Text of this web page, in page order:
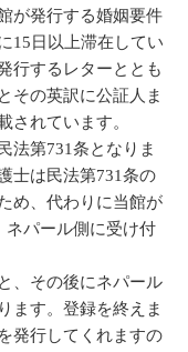
が発行する婚姻要件
15日以上滞在してい
行するレターととも
その英訳に公証人ま
されています。
法第731条となりま
士は民法第731条の
め、代わりに当館が
ネパール側に受け付
、その後にネパール
ます。登録を終えま
発行してくれますの